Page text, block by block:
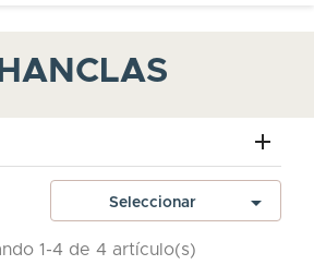
Seleccionar 
1-4 de 4 artículo(s)